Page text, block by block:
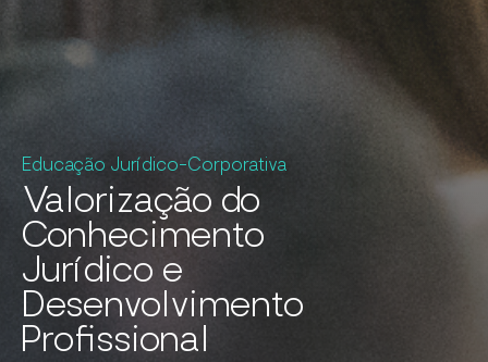
Educação Jurídico-Corporativa
Valorização do
Conhecimento
Jurídico e
Desenvolvimento
Profissional